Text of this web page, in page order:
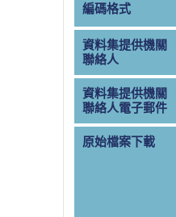
編碼格式
資料集提供機關
聯絡人
資料集提供機關
聯絡人電子郵件
原始檔案下載